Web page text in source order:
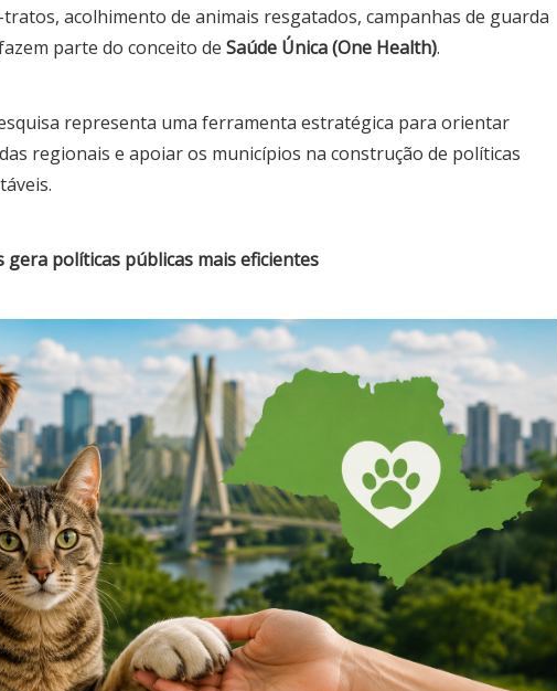
acolhimento de animais resgatados, campanhas de guarda
parte do conceito de Saúde Única (One Health).
representa uma ferramenta estratégica para orientar
regionais e apoiar os municípios na construção de políticas
gera políticas públicas mais eficientes